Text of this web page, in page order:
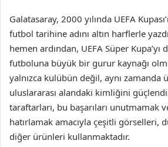
Galatasaray, 2000 yılında UEFA
futbol tarihine adını altın harflerle
hemen ardından, UEFA Süper Kupa’yı
futboluna büyük bir gurur kaynağı
yalnızca kulübün değil, aynı zamanda
uluslararası alandaki kimliğini
taraftarları, bu başarıları unutmamak
hatırlamak amacıyla çeşitli görselleri,
diğer ürünleri kullanmaktadır.